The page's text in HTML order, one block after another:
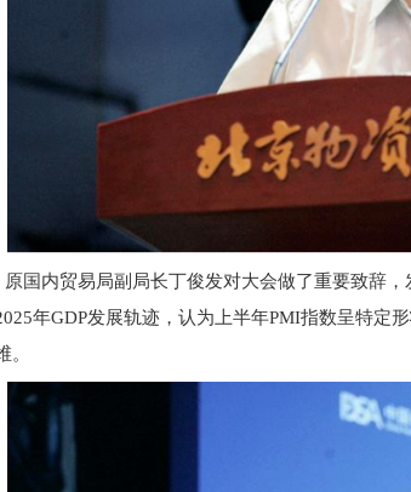
国内贸易局副局长丁俊发对大会做了重要致辞，
年GDP发展轨迹，认为上半年PMI指数呈特